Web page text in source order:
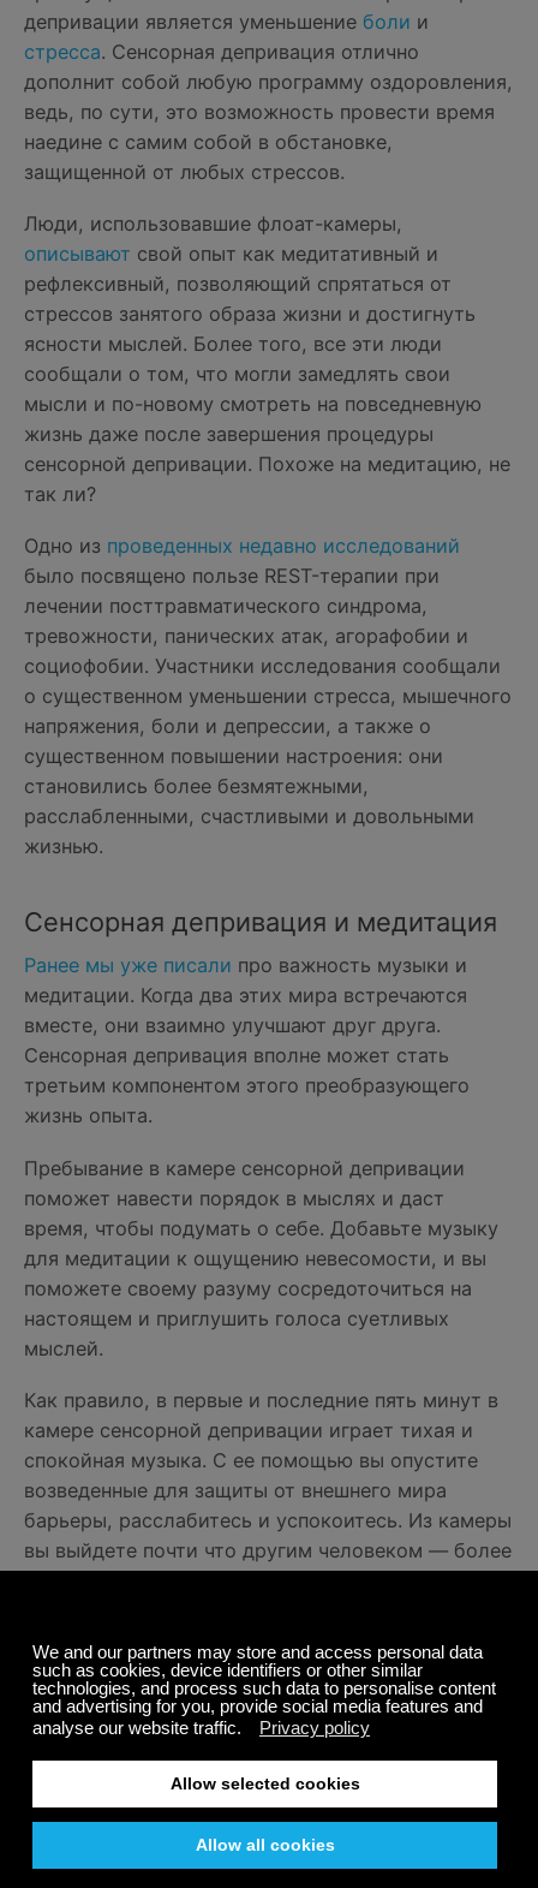
депривации является уменьшение боли и
стресса. Сенсорная депривация отлично
дополнит собой любую программу оздоровления,
ведь, по сути, это возможность провести время
наедине с самим собой в обстановке,
защищенной от любых стрессов.
Люди, использовавшие флоат-камеры,
описывают свой опыт как медитативный и
рефлексивный, позволяющий спрятаться от
стрессов занятого образа жизни и достигнуть
ясности мыслей. Более того, все эти люди
сообщали о том, что могли замедлять свои
мысли и по-новому смотреть на повседневную
жизнь даже после завершения процедуры
сенсорной депривации. Похоже на медитацию, не
так ли?
Одно из проведенных недавно исследований
было посвящено пользе REST-терапии при
лечении посттравматического синдрома,
тревожности, панических атак, агорафобии и
социофобии. Участники исследования сообщали
о существенном уменьшении стресса, мышечного
напряжения, боли и депрессии, а также о
существенном повышении настроения: они
становились более безмятежными,
расслабленными, счастливыми и довольными
жизнью.
Сенсорная депривация и медитация
Ранее мы уже писали про важность музыки и
медитации. Когда два этих мира встречаются
вместе, они взаимно улучшают друг друга.
Сенсорная депривация вполне может стать
третьим компонентом этого преобразующего
жизнь опыта.
Пребывание в камере сенсорной депривации
поможет навести порядок в мыслях и даст
время, чтобы подумать о себе. Добавьте музыку
для медитации к ощущению невесомости, и вы
поможете своему разуму сосредоточиться на
настоящем и приглушить голоса суетливых
мыслей.
Как правило, в первые и последние пять минут в
камере сенсорной депривации играет тихая и
спокойная музыка. С ее помощью вы опустите
возведенные для защиты от внешнего мира
барьеры, расслабитесь и успокоитесь. Из камеры
вы выйдете почти что другим человеком — более
Deprivation, была написана основателем Calm
Radio — Эриком Гарри. Именно пребывание во
флоат-камере вдохновило его на создание этих
«Я старался представить себе темноту камеры
сенсорной депривации, лишенную мыслей, но